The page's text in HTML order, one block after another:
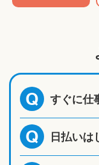
Q すぐに仕
Q 日払いは